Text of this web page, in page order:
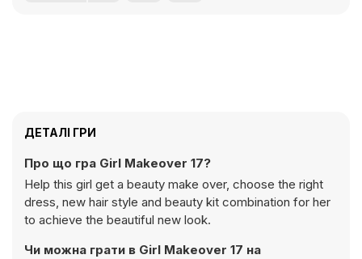
ДЕТАЛІ ГРИ
Про що гра Girl Makeover 17?
Help this girl get a beauty make over, choose the right
dress, new hair style and beauty kit combination for her
to achieve the beautiful new look.
Чи можна грати в Girl Makeover 17 на